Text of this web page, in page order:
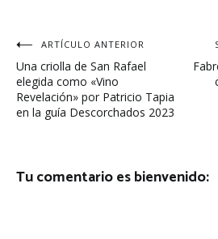
Navegación
de
entradas
ARTÍCULO ANTERIOR
Una criolla de San Rafael
elegida como «Vino
Revelación» por Patricio Tapia
en la guía Descorchados 2023
Tu comentario es bienvenido: